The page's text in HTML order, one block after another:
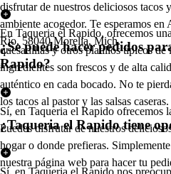
disfrutar de nuestros deliciosos tacos
ambiente acogedor. Te esperamos
Río, 58040 Morelia, Mich.
En Taqueria el Rapido, ofrecemos
quesadillas y otros platillos típicos de
ingredientes son frescos y de alta
auténtico en cada bocado. No te
los tacos al pastor y las salsas caseras.
¿Se puede hacer pedidos
Rapido?
Sí, en Taqueria el Rapido ofrecemos
Puedes disfrutar de nuestros
hogar o donde prefieras.
nuestra página web para hacer tu
¿Taqueria el Rapido tiene